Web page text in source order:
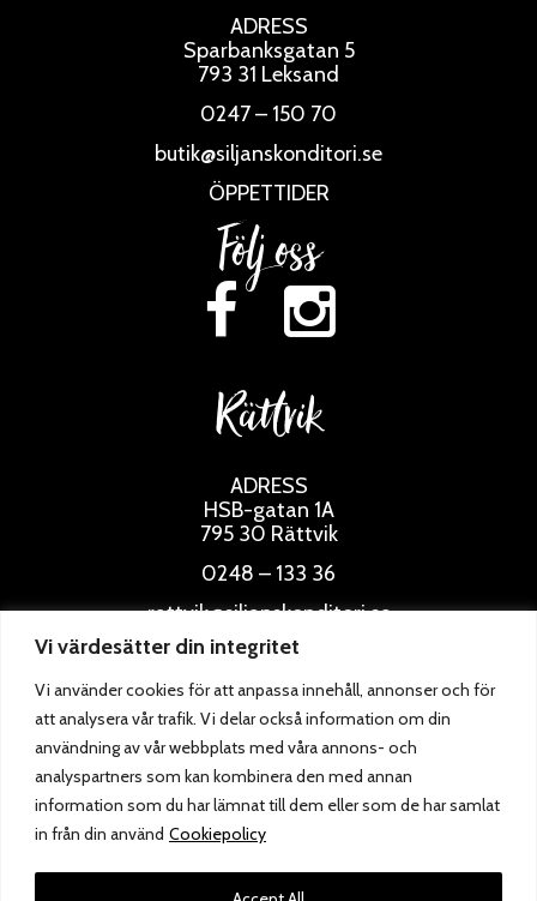
Vi värdesätter din integritet
Vi använder cookies för att anpassa innehåll, annonser och för
att analysera vår trafik. Vi delar också information om din
användning av vår webbplats med våra annons- och
analyspartners som kan kombinera den med annan
information som du har lämnat till dem eller som de har samlat
in från din använd Cookiepolicy
ADRESS
Sparbanksgatan 5
793 31 Leksand
0247 – 150 70
butik@siljanskonditori.se
ÖPPETTIDER
Följ oss
Rättvik
ADRESS
HSB-gatan 1A
795 30 Rättvik
0248 – 133 36
rattvik@siljanskonditori.se
ÖPPETTIDER